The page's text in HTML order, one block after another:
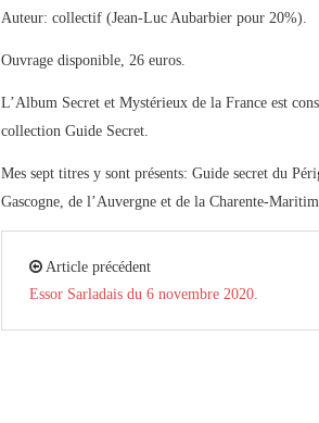
Auteur: collectif (Jean-Luc Aubarbier pour 20%).
Ouvrage disponible, 26 euros.
L’Album Secret et Mystérieux de la France est
collection Guide Secret.
Mes sept titres y sont présents: Guide secret du
Gascogne, de l’Auvergne et de la Charente-
Article précédent
Essor Sarladais du 6 novembre 2020.